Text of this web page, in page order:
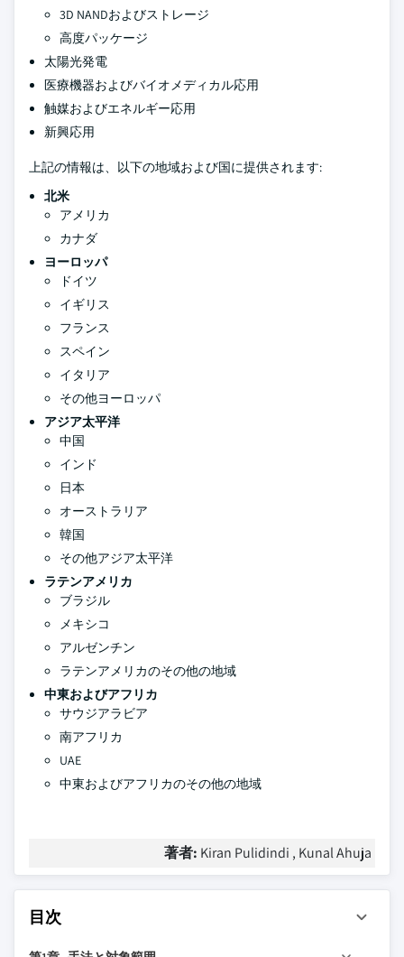
3D NANDおよびストレージ
高度パッケージ
太陽光発電
医療機器およびバイオメディカル応用
触媒およびエネルギー応用
新興応用
上記の情報は、以下の地域および国に提供されます:
北米
アメリカ
カナダ
ヨーロッパ
ドイツ
イギリス
フランス
スペイン
イタリア
その他ヨーロッパ
アジア太平洋
中国
インド
日本
オーストラリア
韓国
その他アジア太平洋
ラテンアメリカ
ブラジル
メキシコ
アルゼンチン
ラテンアメリカのその他の地域
中東およびアフリカ
サウジアラビア
南アフリカ
UAE
中東およびアフリカのその他の地域
著者: Kiran Pulidindi , Kunal Ahuja
目次